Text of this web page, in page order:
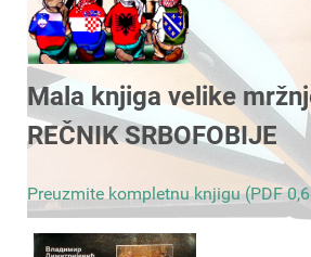
Mala knjiga velike
REČNIK SRBOFOBIJE
Preuzmite kompletnu knjigu (PDF